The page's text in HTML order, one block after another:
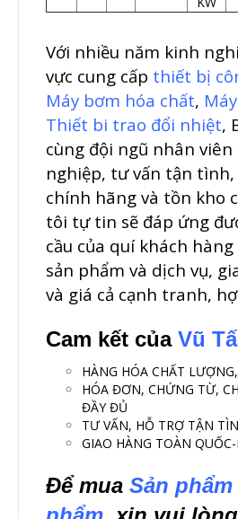
Với nhiều năm kinh
vực cung cấp thiết bị
Máy bơm hóa chất,
Thiết bi trao đổi nhiệt,
cùng đội ngũ nhân viên
nghiệp, tư vấn tận
chính hãng và tồn kho
tôi tự tin sẽ đáp ứng
cầu của quí khách
sản phẩm và dịch vụ,
và giá cả cạnh tranh,
Cam kết của Vũ
HÀNG HÓA CHẤT
HÓA ĐƠN, CHỨNG TỪ,
ĐẦY ĐỦ
TƯ VẤN, HỖ TRỢ TẬN
GIAO HÀNG TOÀN
Để mua Sản